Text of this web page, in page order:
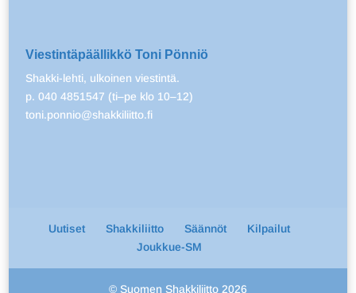
Viestintäpäällikkö Toni Pönniö
Shakki-lehti, ulkoinen viestintä.
p. 040 4851547 (ti–pe klo 10–12)
toni.ponnio@shakkiliitto.fi
Uutiset Shakkiliitto Säännöt
Kilpailut
Joukkue-SM
© Suomen Shakkiliitto 2026